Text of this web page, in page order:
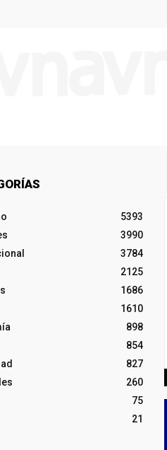
5393
3990
3784
2125
1686
1610
898
854
827
260
75
21